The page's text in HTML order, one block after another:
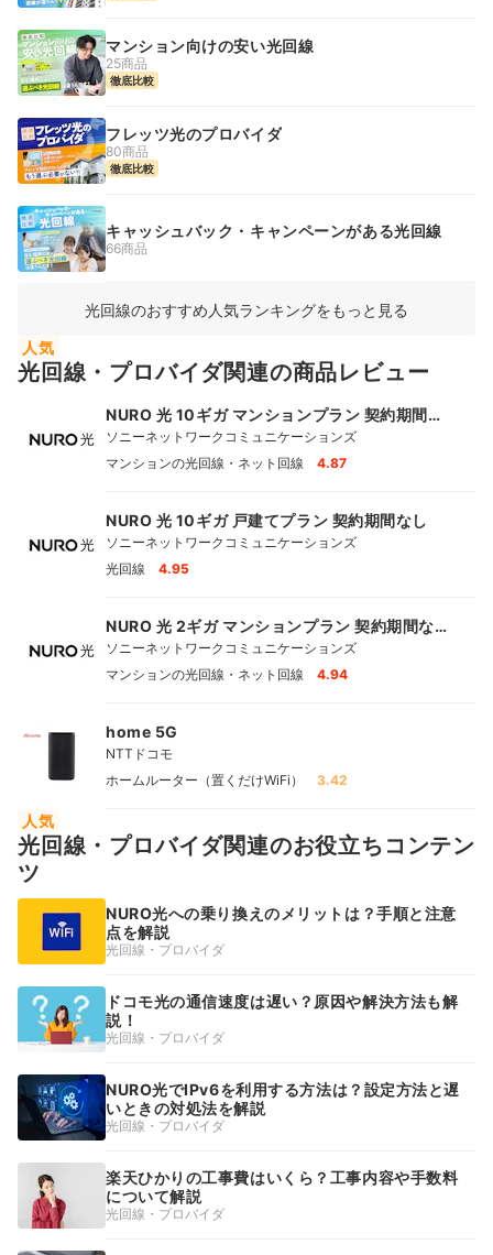
マンション向けの安い光回線
25商品
徹底比較
フレッツ光のプロバイダ
80商品
徹底比較
キャッシュバック・キャンペーンがある光回線
66商品
光回線のおすすめ人気ランキングをもっと見る
人気
光回線・プロバイダ関連の商品レビュー
NURO 光 10ギガ マンションプラン 契約期間な
し
ソニーネットワークコミュニケーションズ
マンションの光回線・ネット回線
4.87
NURO 光 10ギガ 戸建てプラン 契約期間なし
ソニーネットワークコミュニケーションズ
光回線
4.95
NURO 光 2ギガ マンションプラン 契約期間な
し
ソニーネットワークコミュニケーションズ
マンションの光回線・ネット回線
4.94
home 5G
NTTドコモ
ホームルーター（置くだけWiFi）
3.42
人気
光回線・プロバイダ関連のお役立ちコンテン
ツ
NURO光への乗り換えのメリットは？手順と注意
点を解説
光回線・プロバイダ
ドコモ光の通信速度は遅い？原因や解決方法も解
説！
光回線・プロバイダ
NURO光でIPv6を利用する方法は？設定方法と遅
いときの対処法を解説
光回線・プロバイダ
楽天ひかりの工事費はいくら？工事内容や手数料
について解説
光回線・プロバイダ